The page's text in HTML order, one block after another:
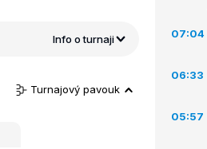
Info o turnaji
Turnajový pavouk
07:04
06:33
05:57